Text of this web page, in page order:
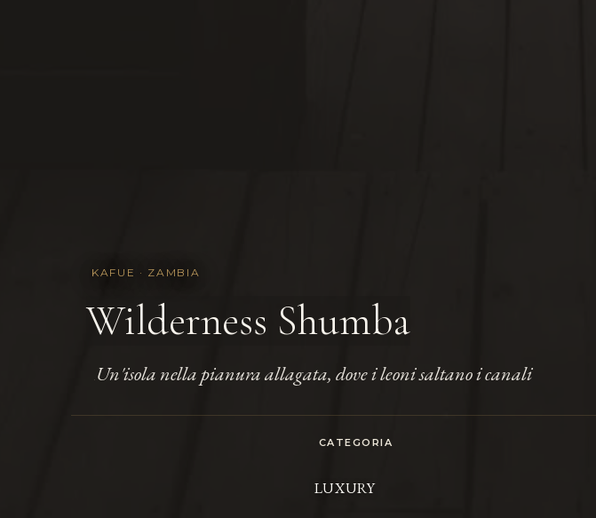
KAFUE · ZAMBIA
Wilderness Shumba
.Un'isola nella pianura allagata, dove i leoni saltano i canali
CATEGORIA
LUXURY